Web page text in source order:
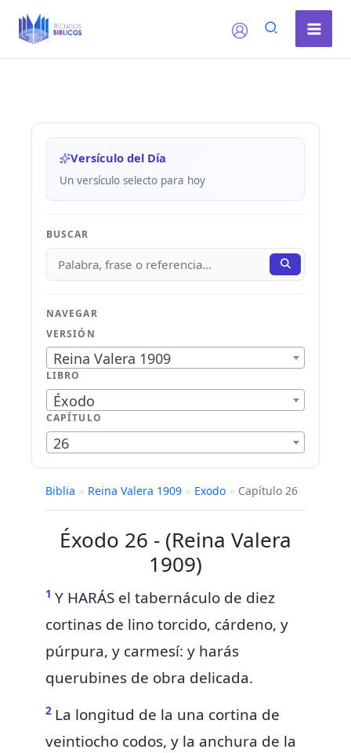
Versículo del Día
Un versículo selecto para hoy
BUSCAR
NAVEGAR
VERSIÓN
Reina Valera 1909
LIBRO
Éxodo
CAPÍTULO
26
Biblia » Reina Valera 1909 » Exodo » Capítulo 26
Éxodo 26 - (Reina Valera
1909)
1 Y HARÁS el tabernáculo de diez
cortinas de lino torcido, cárdeno, y
púrpura, y carmesí: y harás
querubines de obra delicada.
2 La longitud de la una cortina de
veintiocho codos, y la anchura de la